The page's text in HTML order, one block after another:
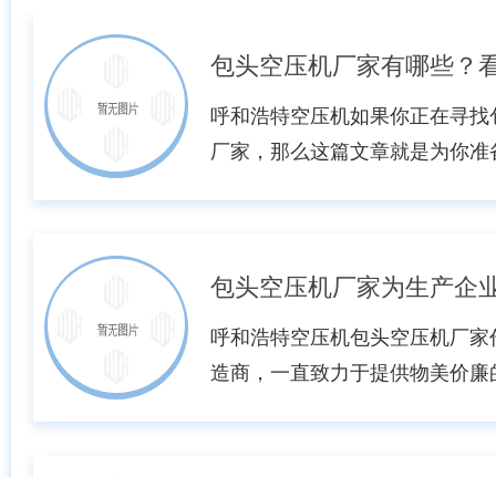
包头空压机厂家有哪些？
呼和浩特空压机如果你正在寻
厂家，那么这篇文章就是为你
包头市泰康机械有限公司，该
专业从事空压机研发、制造和
产设...
呼和浩特空压机包头空压机厂
造商，一直致力于提供物美价